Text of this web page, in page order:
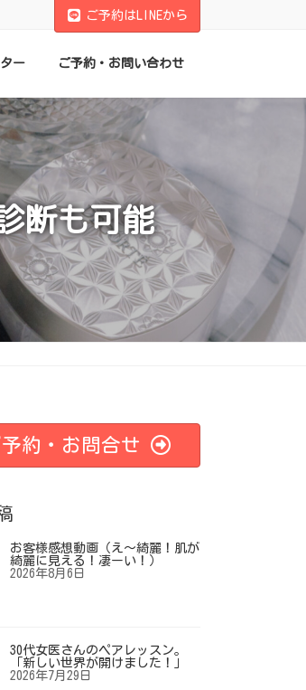
ご予約はLINEから
ー ご予約・お問い合わせ
断も可能
約・お問合せ
お客様感想動画（え～綺麗！肌が
綺麗に見える！凄ーい！）
2026年8月6日
30代女医さんのペアレッスン。
「新しい世界が開けました！」
2026年7月29日